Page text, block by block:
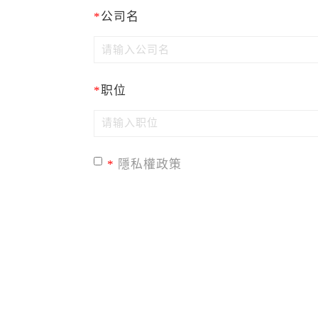
*公司名
*职位
* 隱私權政策